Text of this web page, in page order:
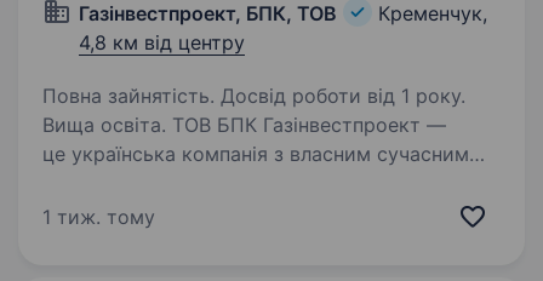
Газінвестпроект, БПК, ТОВ
Кременчук,
4,8 км від центру
Повна зайнятість. Досвід роботи від 1 року.
Вища освіта. ТОВ БПК Газінвестпроект —
це українська компанія з власним сучасним
Наша гордість і запорука успіху — це команда
1 тиж. тому